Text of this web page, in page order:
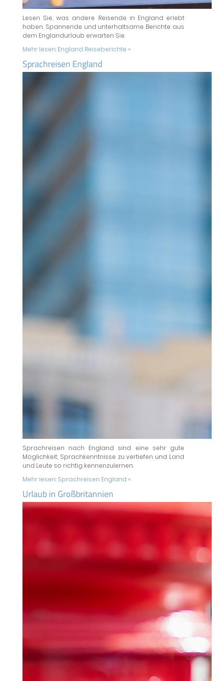
Lesen Sie, was andere Reisende in England erlebt
haben. Spannende und unterhaltsame Berichte aus
dem Englandurlaub erwarten Sie.
Mehr lesen: England Reiseberichte »
Sprachreisen England
Sprachreisen nach England sind eine sehr gute
Möglichkeit, Sprachkenntnisse zu vertiefen und Land
und Leute so richtig kennenzulernen.
Mehr lesen: Sprachreisen England »
Urlaub in Großbritannien